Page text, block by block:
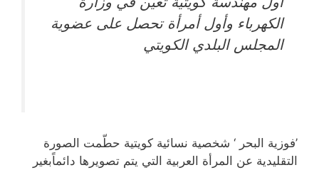
الكهرباء وأول أمرأة تحصل على عضوية
المجلس البلدي الكويتي
’فوزية البحر ‘ شخصية نسائية كويتية حطّمت الصورة
التقليدية عن المرأة العربية التي يتم تصويرها دائماًبغير